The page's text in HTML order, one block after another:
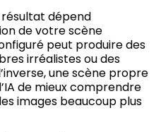
résultat dépend
de votre scène
peut produire des
irréalistes ou des
une scène propre
de mieux comprendre
images beaucoup plus